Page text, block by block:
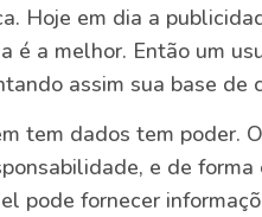
Hoje em dia a
é a melhor. Então um
assim sua base de
tem dados tem poder.
e de
pode fornecer